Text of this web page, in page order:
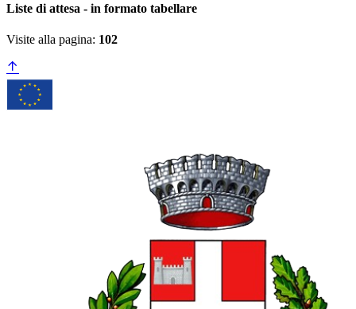
Liste di attesa - in formato tabellare
Visite alla pagina: 102